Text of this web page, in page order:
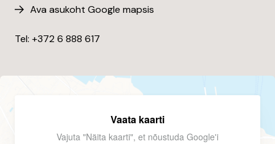
Ava asukoht Google mapsis
Tel: +372 6 888 617
Vaata kaarti
Vajuta "Näita kaarti", et nõustuda Google'i